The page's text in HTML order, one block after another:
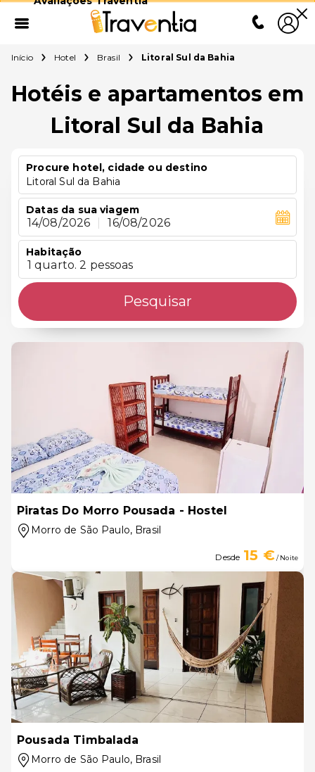
Início Hotel Brasil Litoral Sul da Bahia
Hotéis e apartamentos em
Litoral Sul da Bahia
Procure hotel, cidade ou destino
Litoral Sul da Bahia
Datas da sua viagem
14/08/2026 16/08/2026
Habitação
1 quarto. 2 pessoas
Pesquisar
Piratas Do Morro Pousada - Hostel
Morro de São Paulo, Brasil
Desde 15 €/ Noite
Pousada Timbalada
Morro de São Paulo, Brasil